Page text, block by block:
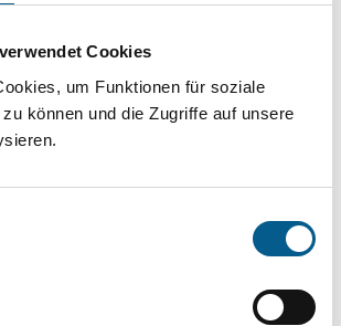
Cookies
um Funktionen für soziale
können und die Zugriffe auf unsere
Groß- und Kleinschreibung
werden.
Suchen